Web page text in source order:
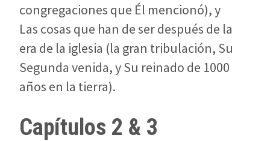
congregaciones que Él mencionó), y
Las cosas que han de ser después de la
era de la iglesia (la gran tribulación, Su
Segunda venida, y Su reinado de 1000
años en la tierra).
Capítulos 2 & 3